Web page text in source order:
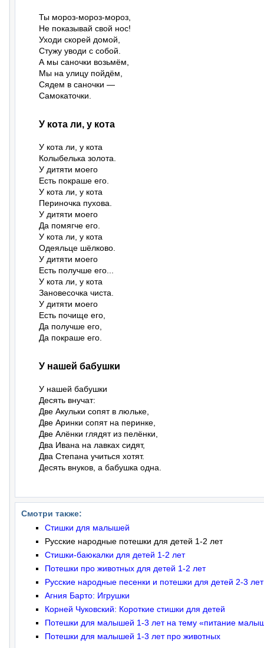
Ты мороз-мороз-мороз,
Не показывай свой нос!
Уходи скорей домой,
Стужу уводи с собой.
А мы саночки возьмём,
Мы на улицу пойдём,
Сядем в саночки —
Самокаточки.
У кота ли, у кота
У кота ли, у кота
Колыбелька золота.
У дитяти моего
Есть покраше его.
У кота ли, у кота
Периночка пухова.
У дитяти моего
Да помягче его.
У кота ли, у кота
Одеяльце шёлково.
У дитяти моего
Есть получше его...
У кота ли, у кота
Зановесочка чиста.
У дитяти моего
Есть почище его,
Да получше его,
Да покраше его.
У нашей бабушки
У нашей бабушки
Десять внучат:
Две Акульки сопят в люльке,
Две Аринки сопят на перинке,
Две Алёнки глядят из пелёнки,
Два Ивана на лавках сидят,
Два Степана учиться хотят.
Десять внуков, а бабушка одна.
Смотри также:
Стишки для малышей
Русские народные потешки для детей 1-2 лет
Стишки-баюкалки для детей 1-2 лет
Потешки про животных для детей 1-2 лет
Русские народные песенки и потешки для детей 2-3 лет
Агния Барто: Игрушки
Корней Чуковский: Короткие стишки для детей
Потешки для малышей 1-3 лет на тему «питание
Потешки для малышей 1-3 лет про животных